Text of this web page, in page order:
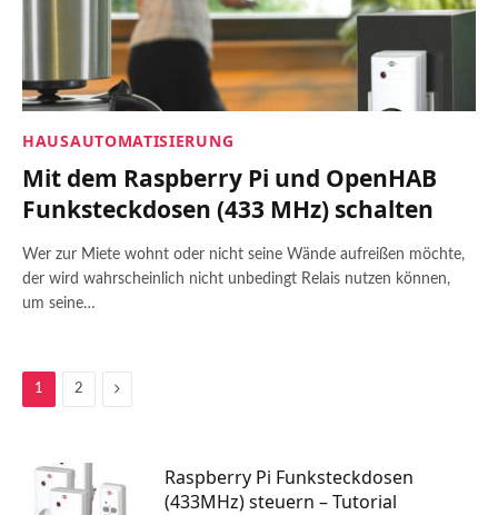
HAUSAUTOMATISIERUNG
Mit dem Raspberry Pi und OpenHAB
Funksteckdosen (433 MHz) schalten
Wer zur Miete wohnt oder nicht seine Wände aufreißen möchte,
der wird wahrscheinlich nicht unbedingt Relais nutzen können,
um seine…
1 2 Next
Raspberry Pi Funksteckdosen
(433MHz) steuern – Tutorial